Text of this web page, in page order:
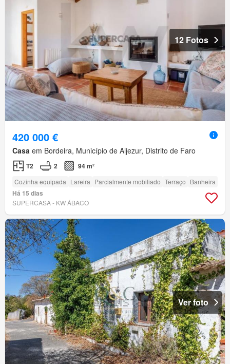
12 Fotos
420 000 €
Casa em Bordeira, Município de Aljezur, Distrito de Faro
T2 2 94 m²
Cozinha equipada Lareira Parcialmente mobiliado Terraço Banheira
Há 15 dias
SUPERCASA - KW ÁBACO
Ver foto